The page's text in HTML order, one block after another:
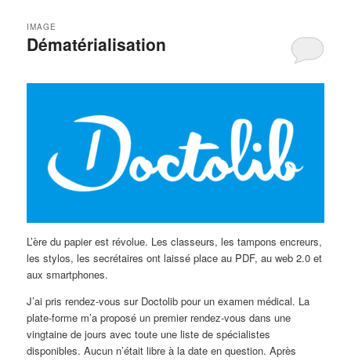
Dématérialisation
IMAGE
L’ère du papier est révolue. Les classeurs, les tampons encreurs,
les stylos, les secrétaires ont laissé place au PDF, au web 2.0 et
aux smartphones.
J’ai pris rendez-vous sur Doctolib pour un examen médical. La
plate-forme m’a proposé un premier rendez-vous dans une
vingtaine de jours avec toute une liste de spécialistes
disponibles. Aucun n’était libre à la date en question. Après